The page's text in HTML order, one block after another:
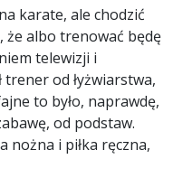
karate, ale chodzić
że albo trenować będę
telewizji i
trener od łyżwiarstwa,
to było, naprawdę,
od podstaw.
nożna i piłka ręczna,